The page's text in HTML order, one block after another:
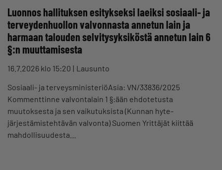
Luonnos hallituksen esitykseksi laeiksi sosiaali- ja
terveydenhuollon valvonnasta annetun lain ja
harmaan talouden selvitysyksiköstä annetun lain 6
§:n muuttamisesta
16.7.2026 klo 15:20
Lausunto
Sosiaali- ja terveysministeriöAsia: VN/33836/2025
Kommenttinne valvontalain 1 §:ään ehdotetusta
muutoksesta ja sen vaikutuksista (Kunnan hyte-
järjestämistehtävän valvonta) Suomen Yrittäjät kiittää
mahdollisuudesta…